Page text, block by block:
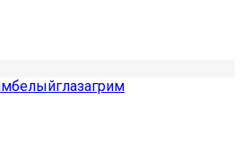
белыйглазагрим